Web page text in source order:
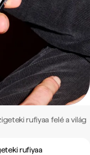
rufiyaa felé a világ
rufiyaa